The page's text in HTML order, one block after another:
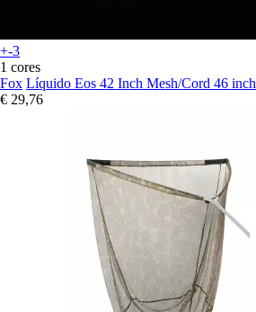
+-3
1 cores
Fox Líquido Eos 42 Inch Mesh/Cord 46 inch
€ 29,76